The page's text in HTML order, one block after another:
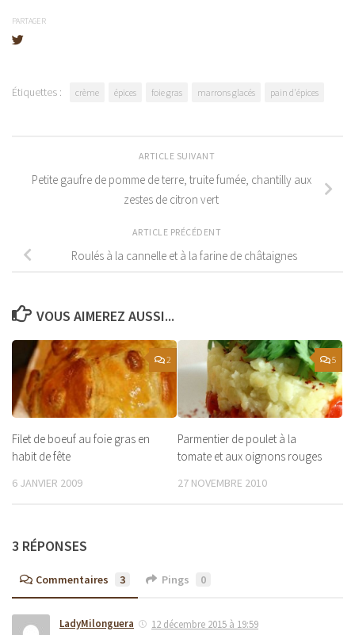
PARTAGER
Étiquettes : crème épices foie gras marrons glacés pain d'épices
ARTICLE SUIVANT
Petite gaufre de pomme de terre, truite fumée, chantilly aux
zestes de citron vert
ARTICLE PRÉCÉDENT
Roulés à la cannelle et à la farine de châtaignes
VOUS AIMEREZ AUSSI...
2
Filet de boeuf au foie gras en
habit de fête
6 JANVIER 2009
5
Parmentier de poulet à la
tomate et aux oignons rouges
27 NOVEMBRE 2010
3 RÉPONSES
Commentaires 3 Pings 0
LadyMilonguera
12 décembre 2015 à 19:59